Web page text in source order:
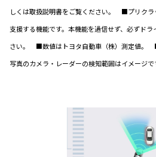
しくは取扱説明書をご覧ください。 ■プリクラ
支援する機能です。本機能を過信せず、必ずド
さい。 ■数値はトヨタ自動車（株）測定値
写真のカメラ・レーダーの検知範囲はイメージで